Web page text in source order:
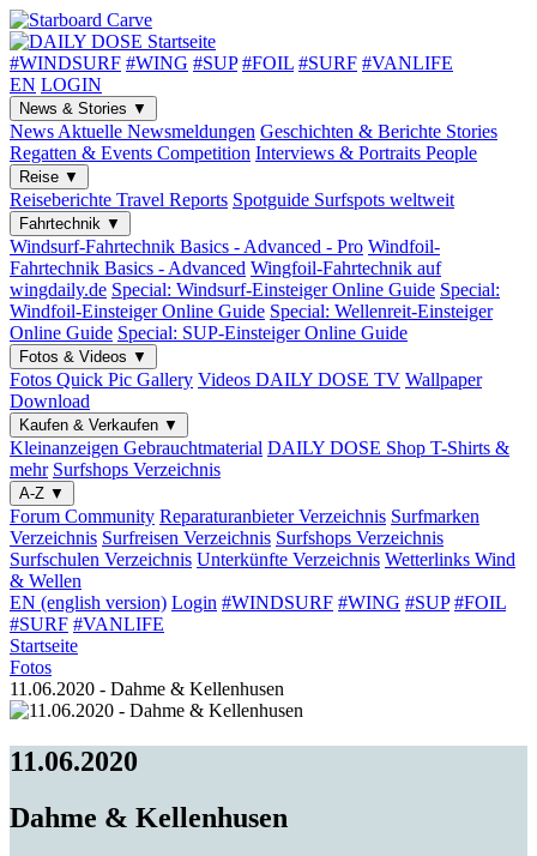
#WINDSURF #WING #SUP #FOIL #SURF #VANLIFE
EN LOGIN
News & Stories ▼
News Aktuelle Newsmeldungen Geschichten & Berichte Stories
Regatten & Events Competition Interviews & Portraits People
Reise ▼
Reiseberichte Travel Reports Spotguide Surfspots weltweit
Fahrtechnik ▼
Windsurf-Fahrtechnik Basics - Advanced - Pro Windfoil-
Fahrtechnik Basics - Advanced Wingfoil-Fahrtechnik auf
wingdaily.de Special: Windsurf-EinsteigerOnline Guide Special:
Windfoil-EinsteigerOnline Guide Special: Wellenreit-Einsteiger
Online Guide Special: SUP-EinsteigerOnline Guide
Fotos & Videos ▼
Fotos Quick Pic Gallery Videos DAILY DOSE TV Wallpaper
Download
Kaufen & Verkaufen ▼
Kleinanzeigen Gebrauchtmaterial DAILY DOSE Shop T-Shirts &
mehr Surfshops Verzeichnis
A-Z ▼
Forum Community ReparaturanbieterVerzeichnis Surfmarken
Verzeichnis Surfreisen Verzeichnis Surfshops Verzeichnis
Surfschulen Verzeichnis Unterkünfte Verzeichnis Wetterlinks Wind
& Wellen
EN (english version) Login #WINDSURF #WING #SUP #FOIL
#SURF #VANLIFE
Startseite
Fotos
11.06.2020 - Dahme & Kellenhusen
11.06.2020
Dahme & Kellenhusen